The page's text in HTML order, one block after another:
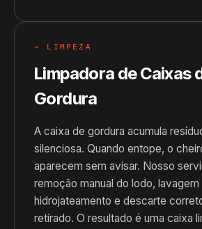
→ LIMPEZA
Limpadora de Caixas
Gordura
A caixa de gordura acumula
silenciosa. Quando entope, o
aparecem sem avisar. Nosso
remoção manual do lodo,
hidrojateamento e descarte
retirado. O resultado é uma caixa